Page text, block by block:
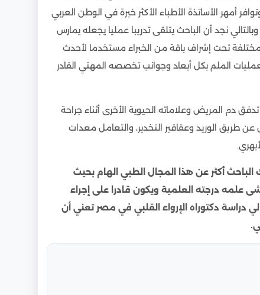
أمهر الأساتذة الأطباء الأكثر خبرة في الوطن العربي
نجد أن الباحث يتلقى تدريبا عمليا يجعله يمارس
تحت إشراف باقة من الخبراء مستخدما لأحدث
الملم بكل أبعاد وجوانب تخصصه المهني القادر
دم المريض وعلاماته الحيوية الأخرى أثناء جراحة
طريق الوريد وعقاقير التخدير، والتعامل معدات
أكثر عن هذا المجال الطبي الهام بحيث
علمه درجته العلمية ويكون قادرا على إجراء
دراسة دكتوراه الإرواء القلبي في مصر تعني أن